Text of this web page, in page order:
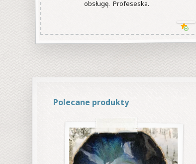
obsługę.  Profeseska.
Polecane produkty